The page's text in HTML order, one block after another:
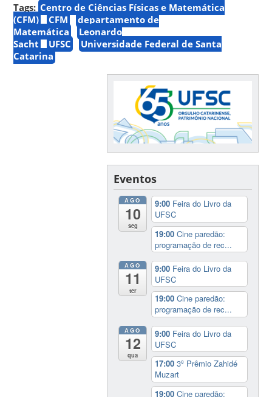
Tags: Centro de Ciências Físicas e Matemática
(CFM)
CFM
departamento de
Matemática
Leonardo
Sacht
UFSC
Universidade Federal de Santa
Catarina
Eventos
AGO
10
seg
9:00 Feira do Livro da
UFSC
19:00Cine paredão:
programação de rec...
AGO
11
ter
9:00 Feira do Livro da
UFSC
19:00Cine paredão:
programação de rec...
AGO
12
qua
9:00 Feira do Livro da
UFSC
17:003º Prêmio Zahidé
Muzart
19:00Cine paredão: